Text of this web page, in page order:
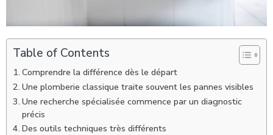
Table of Contents
Comprendre la différence dès le départ
Une plomberie classique traite souvent les pannes visibles
Une recherche spécialisée commence par un diagnostic
précis
Des outils techniques très différents